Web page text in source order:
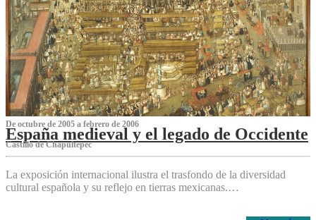
De octubre de 2005 a febrero de 2006
España medieval y el legado de Occidente
Castillo de Chapultepec
La exposición internacional ilustra el trasfondo de la diversidad
cultural española y su reflejo en tierras mexicanas.…